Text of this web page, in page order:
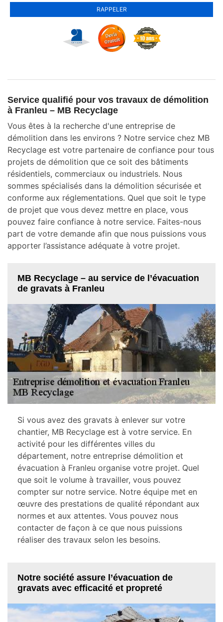
Service qualifié pour vos travaux de démolition
à Franleu – MB Recyclage
Vous êtes à la recherche d'une entreprise de
démolition dans les environs ? Notre service chez MB
Recyclage est votre partenaire de confiance pour tous
projets de démolition que ce soit des bâtiments
résidentiels, commerciaux ou industriels. Nous
sommes spécialisés dans la démolition sécurisée et
conforme aux réglementations. Quel que soit le type
de projet que vous devez mettre en place, vous
pouvez faire confiance à notre service. Faites-nous
part de votre demande afin que nous puissions vous
apporter l’assistance adéquate à votre projet.
MB Recyclage – au service de l’évacuation
de gravats à Franleu
Si vous avez des gravats à enlever sur votre
chantier, MB Recyclage est à votre service. En
activité pour les différentes villes du
département, notre entreprise démolition et
évacuation à Franleu organise votre projet. Quel
que soit le volume à travailler, vous pouvez
compter sur notre service. Notre équipe met en
œuvre des prestations de qualité répondant aux
normes et aux attentes. Vous pouvez nous
contacter de façon à ce que nous puissions
réaliser des travaux selon les besoins.
Notre société assure l’évacuation de
gravats avec efficacité et propreté